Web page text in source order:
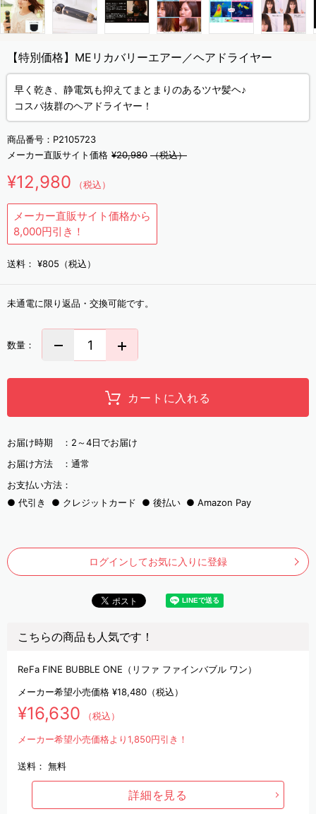
【特別価格】MEリカバリーエアー／ヘアドライヤー
早く乾き、静電気も抑えてまとまりのあるツヤ髪ヘ♪
コスパ抜群のヘアドライヤー！
商品番号： P2105723
メーカー直販サイト価格 ¥20,980 （税込）
¥12,980 （税込）
メーカー直販サイト価格から
8,000円引き！
送料： ¥805（税込）
未通電に限り返品・交換可能です。
数量：
カートに入れる
お届け時期 ： 2～4日でお届け
お届け方法 ： 通常
お支払い方法：
代引き
クレジットカード 後払い Amazon Pay
ログインしてお気に入りに登録
こちらの商品も人気です！
ReFa FINE BUBBLE ONE（リファ ファインバブル ワン）
メーカー希望小売価格 ¥18,480 （税込）
¥16,630 （税込）
メーカー希望小売価格より1,850円引き！
送料： 無料
詳細を見る